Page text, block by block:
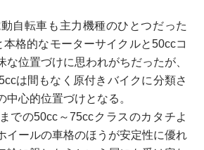
自転車も主力機種のひとつだった
格的なモーターサイクルと50ccコ
な位置づけに思われがちだったが、
は間もなく原付きバイクに分類さ
中心的位置づけとなる。
での50cc～75ccクラスのカタチよ
イールの車格のほうが安定性に優れ